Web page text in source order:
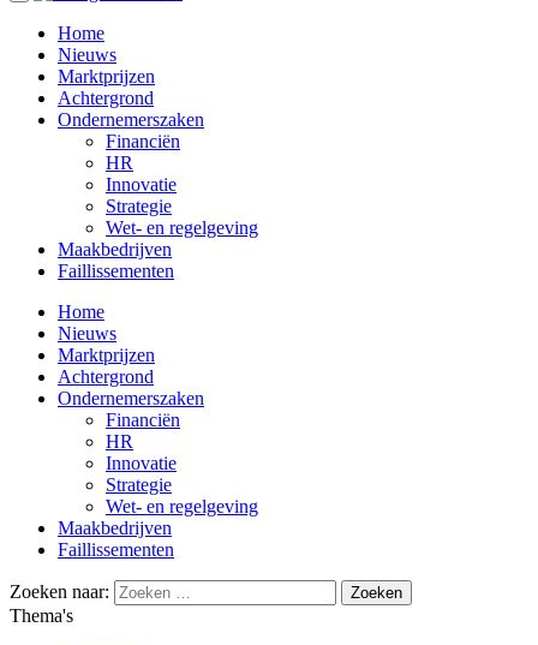
Home
Nieuws
Marktprijzen
Achtergrond
Ondernemerszaken
Financiën
HR
Innovatie
Strategie
Wet- en regelgeving
Maakbedrijven
Faillissementen
Home
Nieuws
Marktprijzen
Achtergrond
Ondernemerszaken
Financiën
HR
Innovatie
Strategie
Wet- en regelgeving
Maakbedrijven
Faillissementen
Zoeken naar:
Thema's